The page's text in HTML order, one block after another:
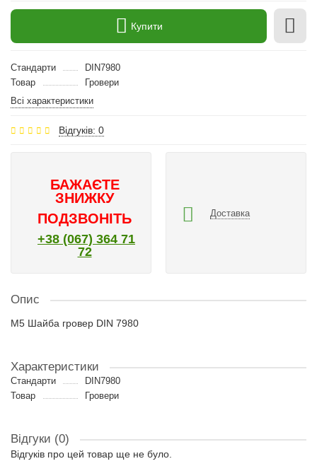
Купити
Стандарти
DIN7980
Товар
Гровери
Всі характеристики
Відгуків: 0
БАЖАЄТЕ
ЗНИЖКУ
ПОДЗВОНІТЬ
+38 (067) 364 71
72
Доставка
Опис
M5 Шайба гровер DIN 7980
Характеристики
Стандарти
DIN7980
Товар
Гровери
Відгуки (0)
Відгуків про цей товар ще не було.